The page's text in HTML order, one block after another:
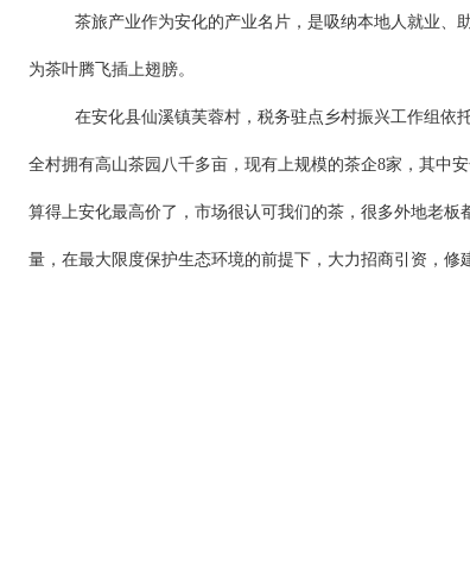
茶旅产业作为安化的产业名片，是吸纳本地人就业、
为茶叶腾飞插上翅膀。
在安化县仙溪镇芙蓉村，税务驻点乡村振兴工作组依
全村拥有高山茶园八千多亩，现有上规模的茶企8家，其中
算得上安化最高价了，市场很认可我们的茶，很多外地老
量，在最大限度保护生态环境的前提下，大力招商引资，修